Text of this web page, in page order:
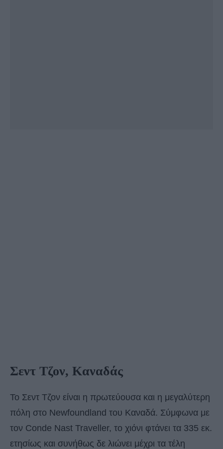
Σεντ Τζον, Καναδάς
Το Σεντ Τζον είναι η πρωτεύουσα και η μεγαλύτερη
πόλη στο Newfoundland του Καναδά. Σύμφωνα με
τον Conde Nast Traveller, το χιόνι φτάνει τα 335 εκ.
ετησίως και συνήθως δε λιώνει μέχρι τα τέλη